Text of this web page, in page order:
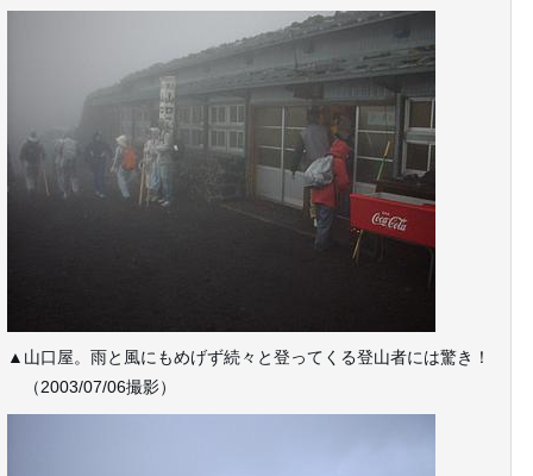
▲山口屋。雨と風にもめげず続々と登ってくる登山者には驚き！
（2003/07/06撮影）